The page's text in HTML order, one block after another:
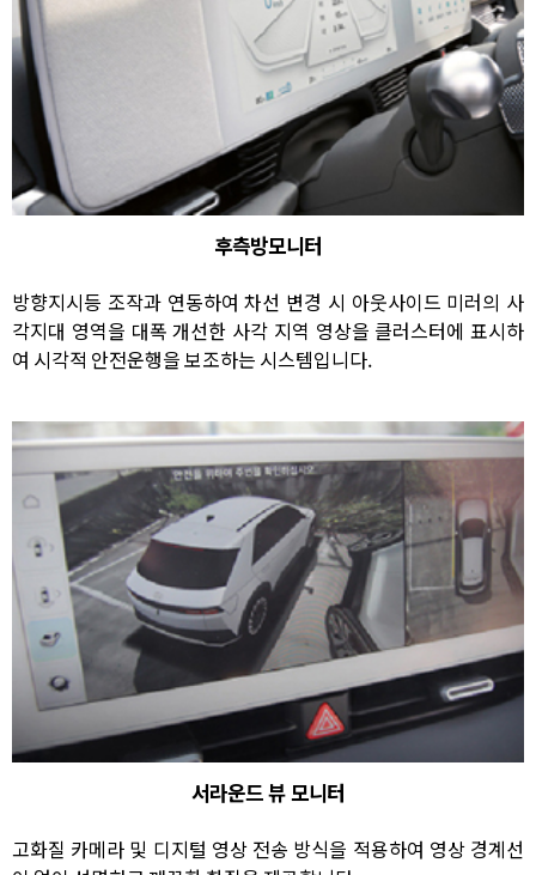
후측방모니터
방향지시등 조작과 연동하여 차선 변경 시 아웃사이드 미러의 사
각지대 영역을 대폭 개선한 사각 지역 영상을 클러스터에 표시하
여 시각적 안전운행을 보조하는 시스템입니다.
서라운드 뷰 모니터
고화질 카메라 및 디지털 영상 전송 방식을 적용하여 영상 경계선